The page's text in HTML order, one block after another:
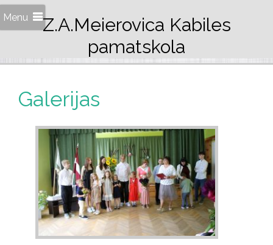
Menu
Z.A.Meierovica Kabiles
pamatskola
Galerijas